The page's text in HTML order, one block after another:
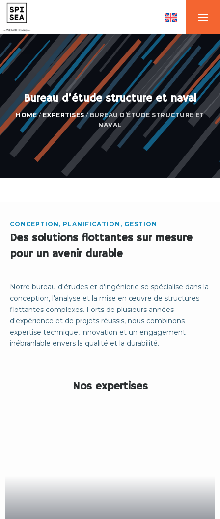
Bureau d’étude structure et naval
HOME/EXPERTISES/BUREAU D’ÉTUDE STRUCTURE ET
NAVAL
CONCEPTION, PLANIFICATION, GESTION
Des solutions flottantes sur mesure
pour un avenir durable
Notre bureau d'études et d'ingénierie se spécialise dans la
conception, l'analyse et la mise en œuvre de structures
flottantes complexes. Forts de plusieurs années
d'expérience et de projets réussis, nous combinons
expertise technique, innovation et un engagement
inébranlable envers la qualité et la durabilité.
Nos expertises